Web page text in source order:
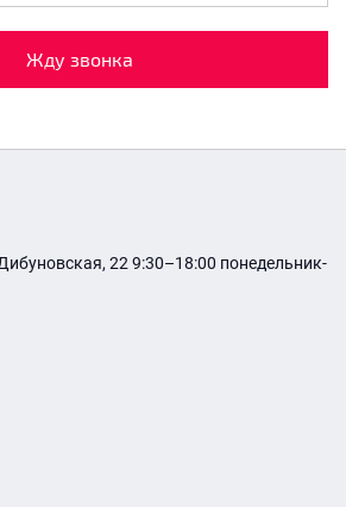
Жду звонка
22 9:30–18:00 понедельник-